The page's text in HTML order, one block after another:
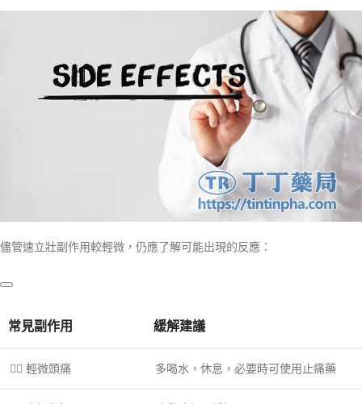
儘管速立壯副作用較輕微，仍應了解可能出現的反應：
常見副作用 緩解建議
💆‍♂️ 輕微頭痛 多喝水，休息，必要時可使用止痛藥